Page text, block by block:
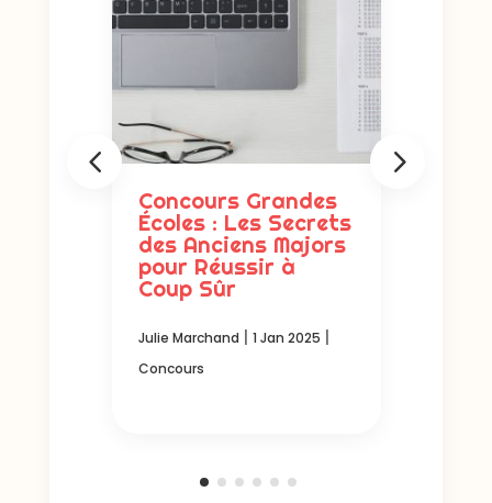
Concours Grandes
Écoles : Les Secrets
des Anciens Majors
pour Réussir à
Coup Sûr
Julie Marchand | 1 Jan 2025 |
Concours